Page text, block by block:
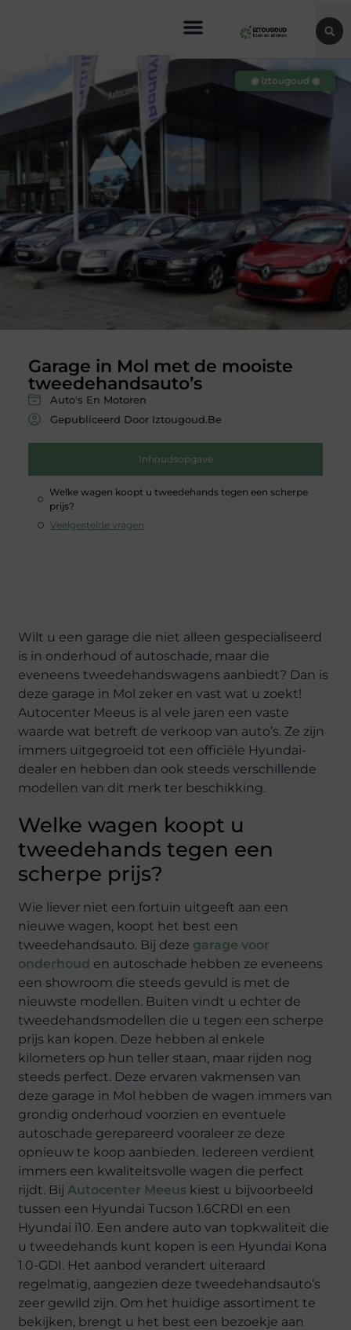
Garage in Mol met de mooiste
tweedehandsauto’s
Auto's En Motoren
Gepubliceerd Door Iztougoud.be
Inhoudsopgave
Welke wagen koopt u tweedehands tegen een scherpe
prijs?
Veelgestelde vragen
◉ iztougoud ◉
Wilt u een garage die niet alleen gespecialiseerd
is in onderhoud of autoschade, maar die
eveneens tweedehandswagens aanbiedt? Dan is
deze garage in Mol zeker en vast wat u zoekt!
Autocenter Meeus is al vele jaren een vaste
waarde wat betreft de verkoop van auto’s. Ze zijn
immers uitgegroeid tot een officiële Hyundai-
dealer en hebben dan ook steeds verschillende
modellen van dit merk ter beschikking.
Welke wagen koopt u
tweedehands tegen een
scherpe prijs?
Wie liever niet een fortuin uitgeeft aan een
nieuwe wagen, koopt het best een
tweedehandsauto. Bij deze garage voor
onderhoud en autoschade hebben ze eveneens
een showroom die steeds gevuld is met de
nieuwste modellen. Buiten vindt u echter de
tweedehandsmodellen die u tegen een scherpe
prijs kan kopen. Deze hebben al enkele
kilometers op hun teller staan, maar rijden nog
steeds perfect. Deze ervaren vakmensen van
deze garage in Mol hebben de wagen immers van
grondig onderhoud voorzien en eventuele
autoschade gerepareerd vooraleer ze deze
opnieuw te koop aanbieden. Iedereen verdient
immers een kwaliteitsvolle wagen die perfect
rijdt. Bij Autocenter Meeus kiest u bijvoorbeeld
tussen een Hyundai Tucson 1.6CRDI en een
Hyundai i10. Een andere auto van topkwaliteit die
u tweedehands kunt kopen is een Hyundai Kona
1.0-GDI. Het aanbod verandert uiteraard
regelmatig, aangezien deze tweedehandsauto’s
zeer gewild zijn. Om het huidige assortiment te
bekijken, brengt u het best een bezoekje aan